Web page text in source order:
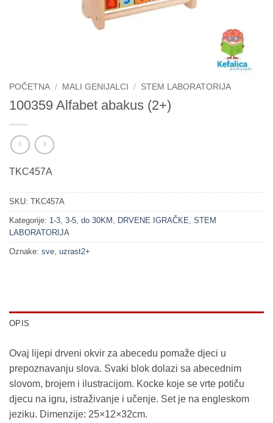
POČETNA / MALI GENIJALCI / STEM LABORATORIJA
100359 Alfabet abakus (2+)
TKC457A
SKU: TKC457A
Kategorije: 1-3, 3-5, do 30KM , DRVENE IGRAČKE, STEM
LABORATORIJA
Oznake: sve, uzrast2+
OPIS
Ovaj lijepi drveni okvir za abecedu pomaže djeci u
prepoznavanju slova. Svaki blok dolazi sa abecednim
slovom, brojem i ilustracijom. Kocke koje se vrte potiču
djecu na igru, istraživanje i učenje. Set je na engleskom
jeziku. Dimenzije: 25×12×32cm.